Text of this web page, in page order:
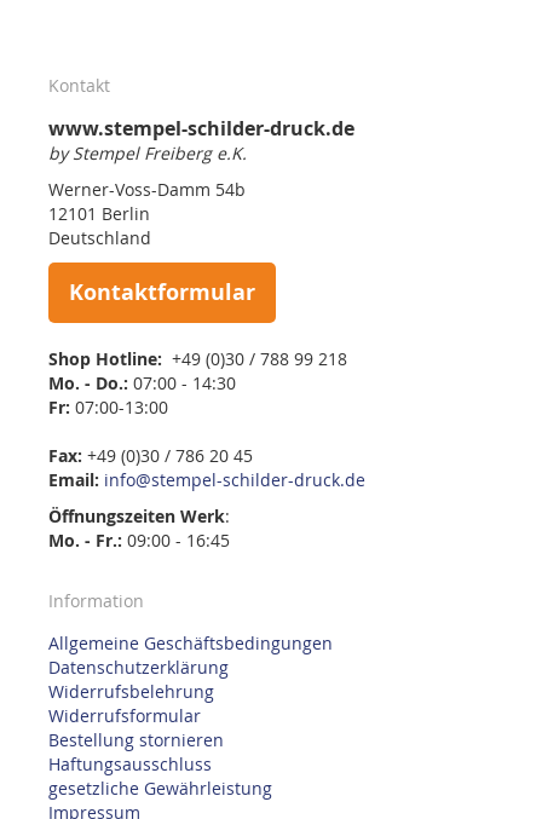
Kontakt
www.stempel-schilder-druck.de
by Stempel Freiberg e.K.
Werner-Voss-Damm 54b
12101 Berlin
Deutschland
Kontaktformular
Shop Hotline: +49 (0)30 / 788 99 218
Mo. - Do.: 07:00 - 14:30
Fr: 07:00-13:00
Fax: +49 (0)30 / 786 20 45
Email: info@stempel-schilder-druck.de
Öffnungszeiten Werk:
Mo. - Fr.: 09:00 - 16:45
Information
Allgemeine Geschäftsbedingungen
Datenschutzerklärung
Widerrufsbelehrung
Widerrufsformular
Bestellung stornieren
Haftungsausschluss
gesetzliche Gewährleistung
Impressum